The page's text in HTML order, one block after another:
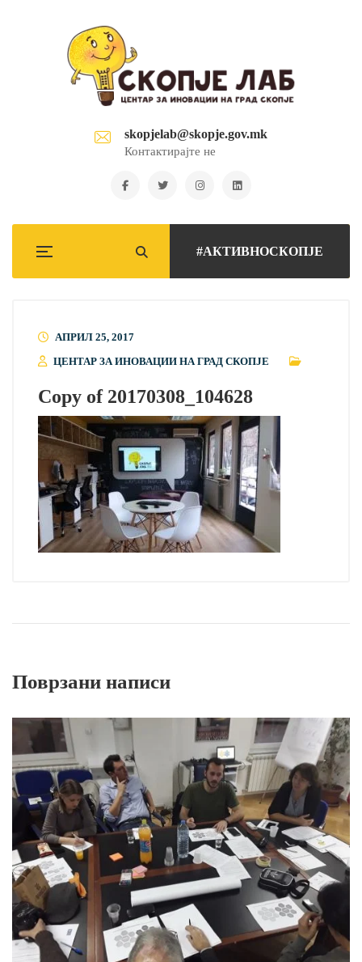
skopjelab@skopje.gov.mk
Контактирајте не
#АКТИВНОСКОПЈЕ
АПРИЛ 25, 2017
ЦЕНТАР ЗА ИНОВАЦИИ НА ГРАД СКОПЈЕ
Copy of 20170308_104628
Поврзани написи